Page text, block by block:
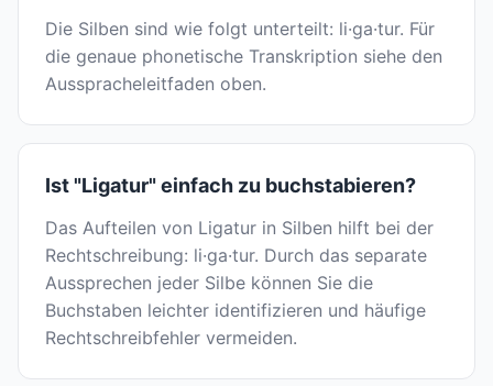
Die Silben sind wie folgt unterteilt: li·ga·tur. Für
die genaue phonetische Transkription siehe den
Ausspracheleitfaden oben.
Ist "Ligatur" einfach zu buchstabieren?
Das Aufteilen von Ligatur in Silben hilft bei der
Rechtschreibung: li·ga·tur. Durch das separate
Aussprechen jeder Silbe können Sie die
Buchstaben leichter identifizieren und häufige
Rechtschreibfehler vermeiden.